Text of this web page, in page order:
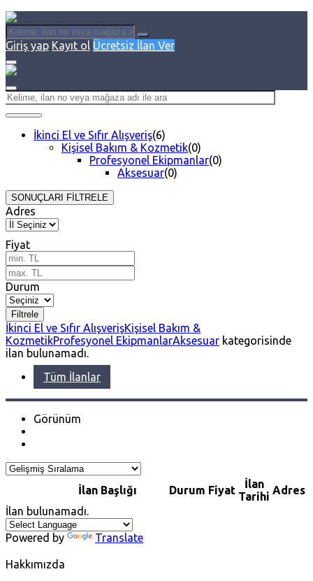
Giriş yap Kayıt ol Ücretsiz İlan Ver
İkinci El ve Sıfır Alışveriş(6)
Kişisel Bakım & Kozmetik(0)
Profesyonel Ekipmanlar(0)
Aksesuar(0)
SONUÇLARI FİLTRELE
Adres
Fiyat
Durum
Filtrele
İkinci El ve Sıfır AlışverişKişisel Bakım &
KozmetikProfesyonel EkipmanlarAksesuar kategorisinde
ilan bulunamadı.
Tüm İlanlar
Görünüm
İlan Başlığı Durum Fiyat
İlan
Tarihi Adres
İlan bulunamadı.
Powered by Translate
Hakkımızda